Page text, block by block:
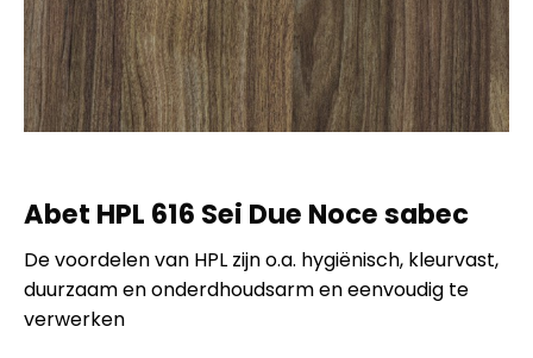
Abet HPL 616 Sei Due Noce sabec
De voordelen van HPL zijn o.a. hygiënisch, kleurvast,
duurzaam en onderdhoudsarm en eenvoudig te
verwerken